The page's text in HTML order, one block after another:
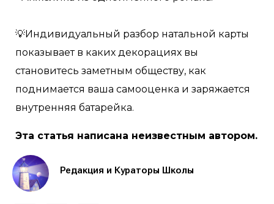
💡Индивидуальный разбор натальной карты
показывает в каких декорациях вы
становитесь заметным обществу, как
поднимается ваша самооценка и заряжается
внутренняя батарейка.
Эта статья написана неизвестным автором.
Редакция и Кураторы Школы